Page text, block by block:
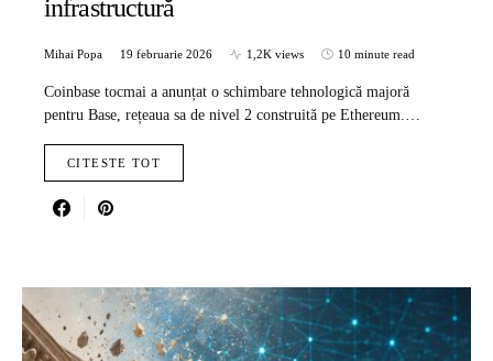
infrastructură
Mihai Popa 19 februarie 2026 1,2K views 10 minute read
Coinbase tocmai a anunțat o schimbare tehnologică majoră
pentru Base, rețeaua sa de nivel 2 construită pe Ethereum.…
CITESTE TOT